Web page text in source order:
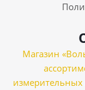
Магазин
измерительных